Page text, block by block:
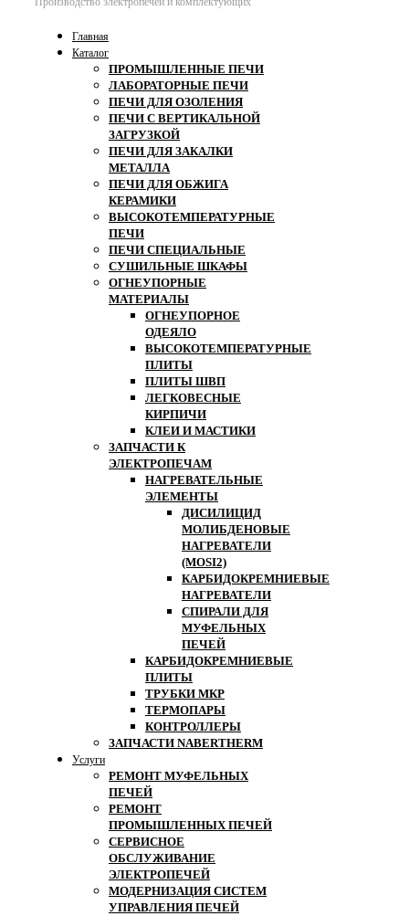
Главная
Каталог
ПРОМЫШЛЕННЫЕ ПЕЧИ
ЛАБОРАТОРНЫЕ ПЕЧИ
ПЕЧИ ДЛЯ ОЗОЛЕНИЯ
ПЕЧИ С ВЕРТИКАЛЬНОЙ
ЗАГРУЗКОЙ
ПЕЧИ ДЛЯ ЗАКАЛКИ
МЕТАЛЛА
ПЕЧИ ДЛЯ ОБЖИГА
КЕРАМИКИ
ВЫСОКОТЕМПЕРАТУРНЫЕ
ПЕЧИ
ПЕЧИ СПЕЦИАЛЬНЫЕ
СУШИЛЬНЫЕ ШКАФЫ
ОГНЕУПОРНЫЕ
МАТЕРИАЛЫ
ОГНЕУПОРНОЕ
ОДЕЯЛО
ВЫСОКОТЕМПЕРАТУРНЫЕ
ПЛИТЫ
ПЛИТЫ ШВП
ЛЕГКОВЕСНЫЕ
КИРПИЧИ
КЛЕИ И МАСТИКИ
ЗАПЧАСТИ К
ЭЛЕКТРОПЕЧАМ
НАГРЕВАТЕЛЬНЫЕ
ЭЛЕМЕНТЫ
ДИСИЛИЦИД
МОЛИБДЕНОВЫЕ
НАГРЕВАТЕЛИ
(MOSI2)
КАРБИДОКРЕМНИЕВЫЕ
НАГРЕВАТЕЛИ
СПИРАЛИ ДЛЯ
МУФЕЛЬНЫХ
ПЕЧЕЙ
КАРБИДОКРЕМНИЕВЫЕ
ПЛИТЫ
ТРУБКИ МКР
ТЕРМОПАРЫ
КОНТРОЛЛЕРЫ
ЗАПЧАСТИ NABERTHERM
Услуги
РЕМОНТ МУФЕЛЬНЫХ
ПЕЧЕЙ
РЕМОНТ
ПРОМЫШЛЕННЫХ ПЕЧЕЙ
СЕРВИСНОЕ
ОБСЛУЖИВАНИЕ
ЭЛЕКТРОПЕЧЕЙ
МОДЕРНИЗАЦИЯ СИСТЕМ
УПРАВЛЕНИЯ ПЕЧЕЙ